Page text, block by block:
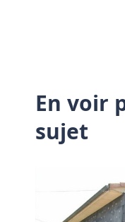
En voir
sujet